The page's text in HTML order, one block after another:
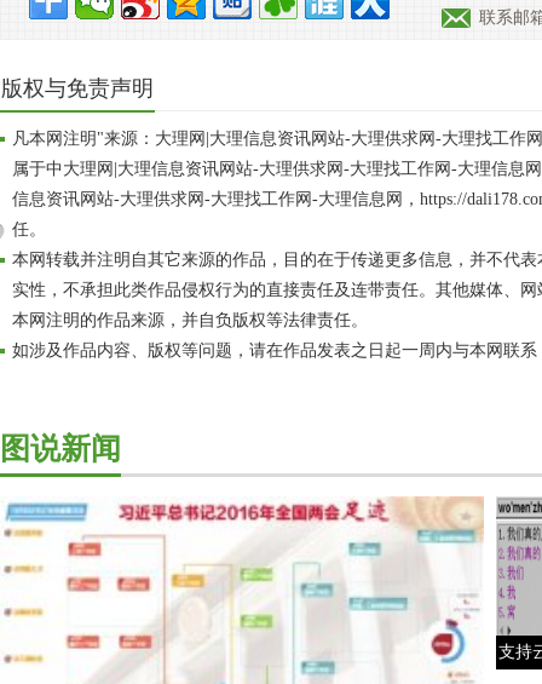
联系邮
版权与免责声明
凡本网注明"来源：大理网|大理信息资讯网站-大理供求网-大理找工作
属于中大理网|大理信息资讯网站-大理供求网-大理找工作网-大理信息
信息资讯网站-大理供求网-大理找工作网-大理信息网，https://
任。
本网转载并注明自其它来源的作品，目的在于传递更多信息，并不代
实性，不承担此类作品侵权行为的直接责任及连带责任。其他媒体、
本网注明的作品来源，并自负版权等法律责任。
如涉及作品内容、版权等问题，请在作品发表之日起一周内与本网联
图说新闻
支持